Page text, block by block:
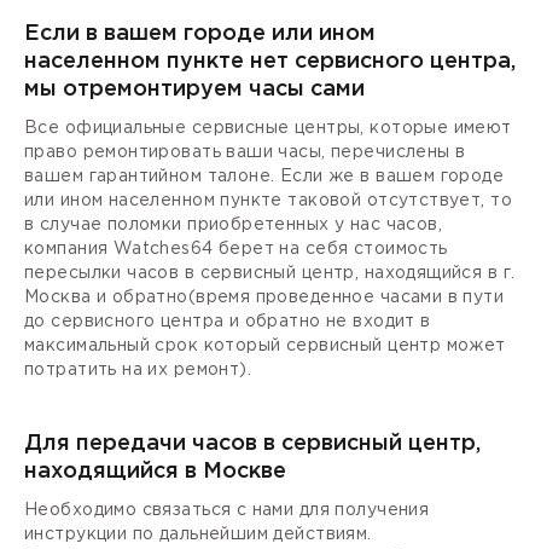
Если в вашем городе или ином
населенном пункте нет сервисного центра,
мы отремонтируем часы сами
Все официальные сервисные центры, которые имеют
право ремонтировать ваши часы, перечислены в
вашем гарантийном талоне. Если же в вашем городе
или ином населенном пункте таковой отсутствует, то
в случае поломки приобретенных у нас часов,
компания Watches64 берет на себя стоимость
пересылки часов в сервисный центр, находящийся в г.
Москва и обратно(время проведенное часами в пути
до сервисного центра и обратно не входит в
максимальный срок который сервисный центр может
потратить на их ремонт).
Для передачи часов в сервисный центр,
находящийся в Москве
Необходимо связаться с нами для получения
инструкции по дальнейшим действиям.